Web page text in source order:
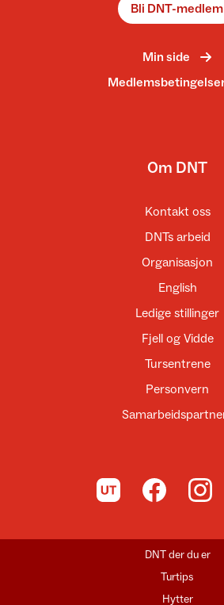
Bli DNT-medlem
Min side
Om DNT
Kontakt oss
DNTs arbeid
Organisasjon
English
Ledige stillinger
Fjell og Vidde
Tursentrene
Personvern
Til UT.no Til DNT på
Til
DNT der du er
Turtips
Hytter